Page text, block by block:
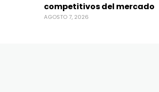
competitivos del mercado
AGOSTO 7, 2026